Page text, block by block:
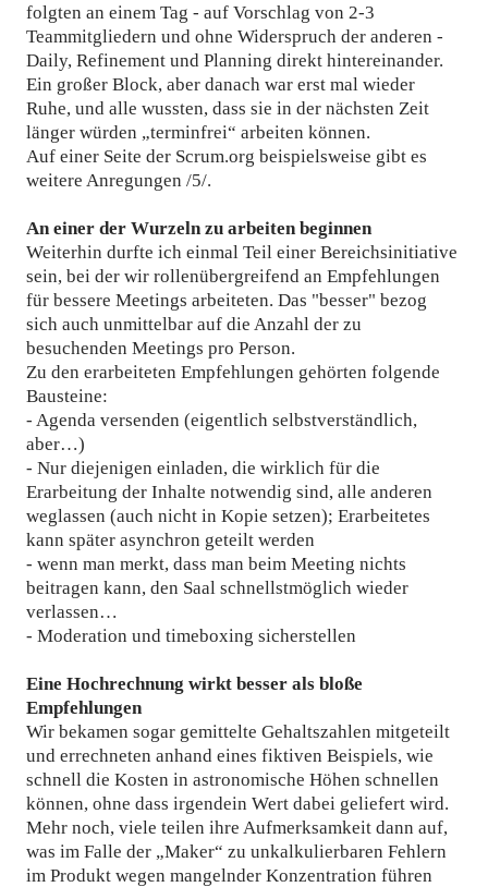
folgten an einem Tag - auf Vorschlag von 2-3
Teammitgliedern und ohne Widerspruch der anderen -
Daily, Refinement und Planning direkt hintereinander.
Ein großer Block, aber danach war erst mal wieder
Ruhe, und alle wussten, dass sie in der nächsten Zeit
länger würden „terminfrei“ arbeiten können.
Auf einer Seite der Scrum.org beispielsweise gibt es
weitere Anregungen /5/.
An einer der Wurzeln zu arbeiten beginnen
Weiterhin durfte ich einmal Teil einer Bereichsinitiative
sein, bei der wir rollenübergreifend an Empfehlungen
für bessere Meetings arbeiteten. Das "besser" bezog
sich auch unmittelbar auf die Anzahl der zu
besuchenden Meetings pro Person.
Zu den erarbeiteten Empfehlungen gehörten folgende
Bausteine:
- Agenda versenden (eigentlich selbstverständlich,
aber…)
- Nur diejenigen einladen, die wirklich für die
Erarbeitung der Inhalte notwendig sind, alle anderen
weglassen (auch nicht in Kopie setzen); Erarbeitetes
kann später asynchron geteilt werden
- wenn man merkt, dass man beim Meeting nichts
beitragen kann, den Saal schnellstmöglich wieder
verlassen…
- Moderation und timeboxing sicherstellen
Eine Hochrechnung wirkt besser als bloße
Empfehlungen
Wir bekamen sogar gemittelte Gehaltszahlen mitgeteilt
und errechneten anhand eines fiktiven Beispiels, wie
schnell die Kosten in astronomische Höhen schnellen
können, ohne dass irgendein Wert dabei geliefert wird.
Mehr noch, viele teilen ihre Aufmerksamkeit dann auf,
was im Falle der „Maker“ zu unkalkulierbaren Fehlern
im Produkt wegen mangelnder Konzentration führen